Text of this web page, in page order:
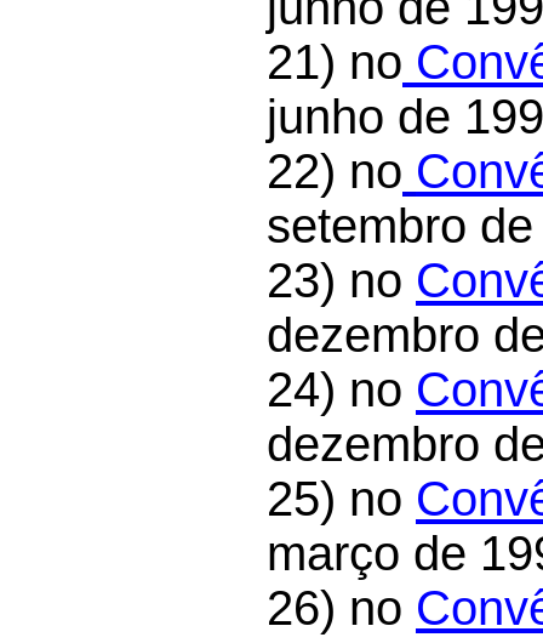
21) no
junho de
22) no
setembro
23) no
dezembro
24) no
dezembro
25) no
março de
26) no